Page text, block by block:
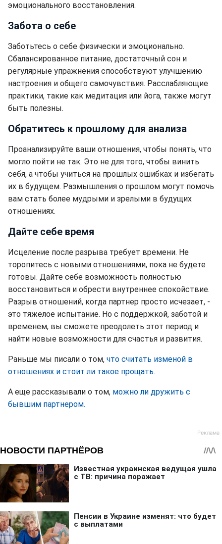
эмоционального восстановления.
Забота о себе
Заботьтесь о себе физически и эмоционально.
Сбалансированное питание, достаточный сон и
регулярные упражнения способствуют улучшению
настроения и общего самочувствия. Расслабляющие
практики, такие как медитация или йога, также могут
быть полезны.
Обратитесь к прошлому для анализа
Проанализируйте ваши отношения, чтобы понять, что
могло пойти не так. Это не для того, чтобы винить
себя, а чтобы учиться на прошлых ошибках и избегать
их в будущем. Размышления о прошлом могут помочь
вам стать более мудрыми и зрелыми в будущих
отношениях.
Дайте себе время
Исцеление после разрыва требует времени. Не
торопитесь с новыми отношениями, пока не будете
готовы. Дайте себе возможность полностью
восстановиться и обрести внутреннее спокойствие.
Разрыв отношений, когда партнер просто исчезает, -
это тяжелое испытание. Но с поддержкой, заботой и
временем, вы сможете преодолеть этот период и
найти новые возможности для счастья и развития.
Раньше мы писали о том, что считать изменой в
отношениях и стоит ли такое прощать.
А еще рассказывали о том, можно ли дружить с
бывшим партнером.